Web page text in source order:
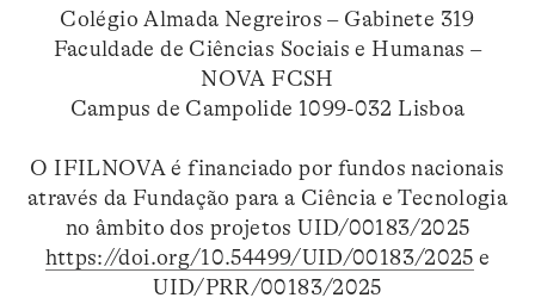
Colégio Almada Negreiros – Gabinete 319
Faculdade de Ciências Sociais e Humanas –
NOVA FCSH
Campus de Campolide 1099-032 Lisboa
O IFILNOVA é financiado por fundos nacionais
através da Fundação para a Ciência e Tecnologia
no âmbito dos projetos UID/00183/2025
https://doi.org/10.54499/UID/00183/2025 e
UID/PRR/00183/2025